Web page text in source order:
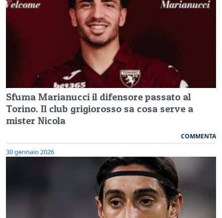
Sfuma Marianucci il difensore passato al
Torino. Il club grigiorosso sa cosa serve a
mister Nicola
COMMENTA
30 gennaio 2026